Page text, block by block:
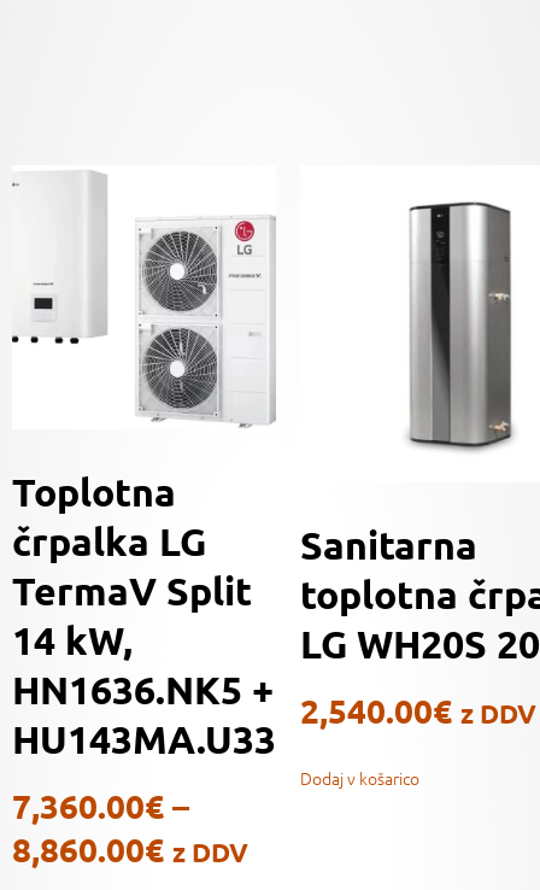
Toplotna
črpalka LG
TermaV Split
14 kW,
HN1636.NK5 +
HU143MA.U33
7,360.00€ –
8,860.00€ z DDV
Sanitarna
toplotna
LG WH20S
2,540.00€ z DDV
Dodaj v košarico